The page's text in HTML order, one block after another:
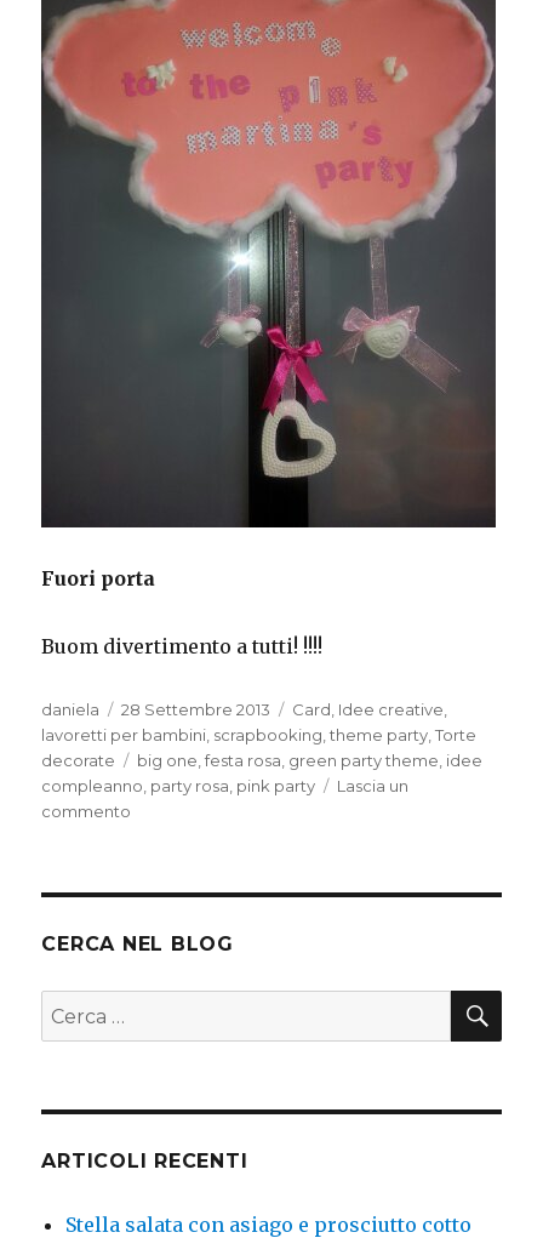
Fuori porta
Buom divertimento a tutti! !!!!
Autore
daniela
Pubblicato
il
28 Settembre 2013 Categorie
Card Idee creative
lavoretti per bambini scrapbooking ,theme party ,Torte
decorate
Tag
big one ,festa rosa green party theme idee
compleanno party rosa pink party
Lascia un
commento
CERCA NEL BLOG
Cerca:
ARTICOLI RECENTI
Stella salata con asiago e prosciutto cotto